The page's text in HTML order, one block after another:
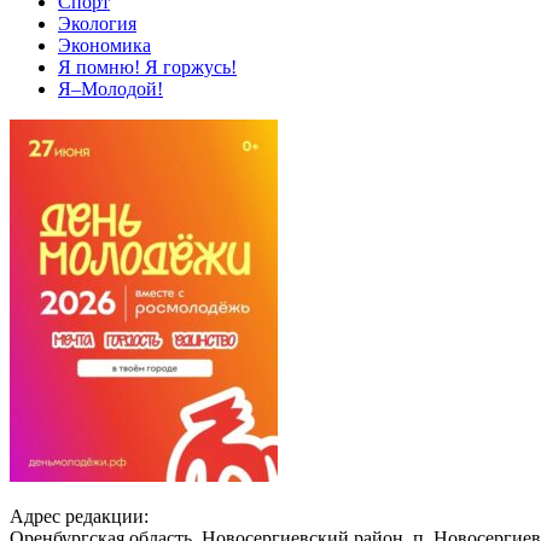
Экология
Экономика
Я помню! Я горжусь!
Я–Молодой!
Адрес редакции: